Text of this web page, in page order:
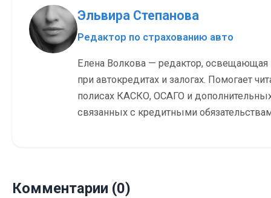
Эльвира Степанова
Редактор по страхованию авто
Елена Волкова — редактор, освещающая
при автокредитах и залогах. Помогает
полисах КАСКО, ОСАГО и
связанных с кредитными
Комментарии (0)